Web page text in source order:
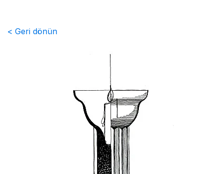
< Geri dönün